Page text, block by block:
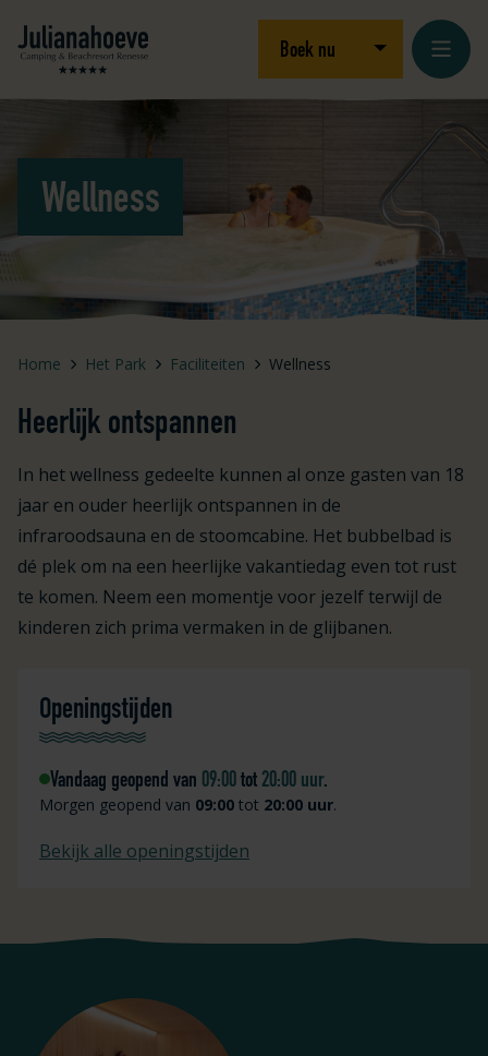
Logo Julianahoeve Boek nu Open/sluit
Wellness
Home Het Park Faciliteiten Wellness
Heerlijk ontspannen
In het wellness gedeelte kunnen al onze gasten van 18
jaar en ouder heerlijk ontspannen in de
infraroodsauna en de stoomcabine. Het bubbelbad is
dé plek om na een heerlijke vakantiedag even tot rust
te komen. Neem een momentje voor jezelf terwijl de
kinderen zich prima vermaken in de glijbanen.
Openingstijden
Vandaag geopend van 09:00tot 20:00 uur.
Morgen geopend van 09:00 tot 20:00 uur.
Bekijk alle openingstijden